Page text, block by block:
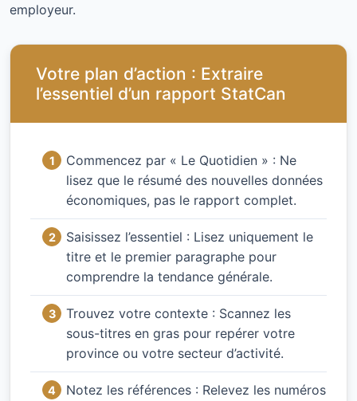
employeur.
Votre plan d’action : Extraire
l’essentiel d’un rapport StatCan
Commencez par « Le Quotidien » : Ne
lisez que le résumé des nouvelles données
économiques, pas le rapport complet.
Saisissez l’essentiel : Lisez uniquement le
titre et le premier paragraphe pour
comprendre la tendance générale.
Trouvez votre contexte : Scannez les
sous-titres en gras pour repérer votre
province ou votre secteur d’activité.
Notez les références : Relevez les numéros